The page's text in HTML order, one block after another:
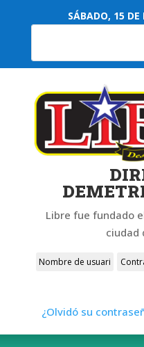
SÁBADO, 15
Libre fue fundado
ciudad
¿Olvidó su